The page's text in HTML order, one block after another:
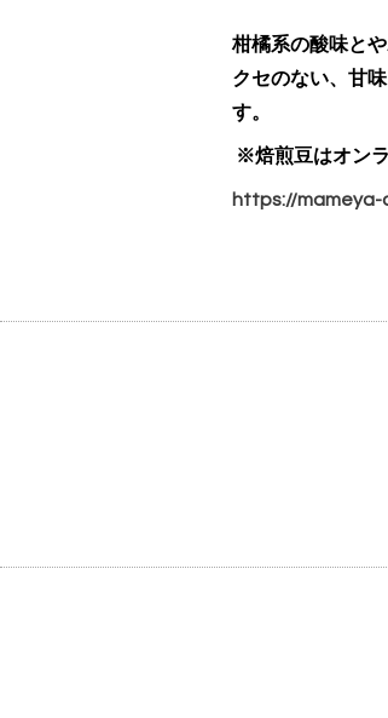
柑橘系の酸味とや
クセのない、甘
す。
※焙煎豆はオン
https://